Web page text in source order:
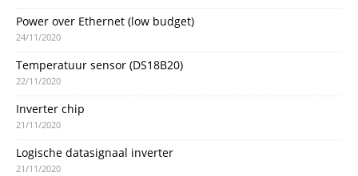
Power over Ethernet (low budget)
24/11/2020
Temperatuur sensor (DS18B20)
22/11/2020
Inverter chip
21/11/2020
Logische datasignaal inverter
21/11/2020